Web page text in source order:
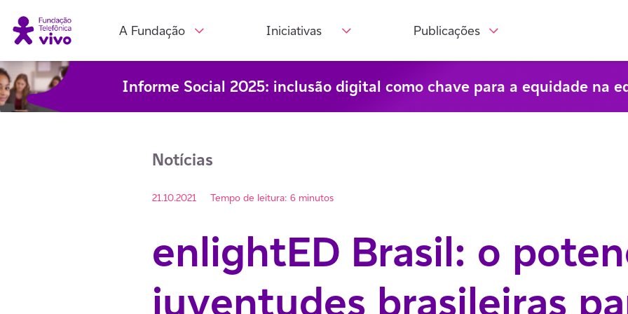
Informe Social 2025: inclusão digital como chave para a equidade na
A Fundação Iniciativas Publicações
Notícias
21.10.2021 Tempo de leitura: 6 minutos
enlightED Brasil: o
juventudes brasileiras